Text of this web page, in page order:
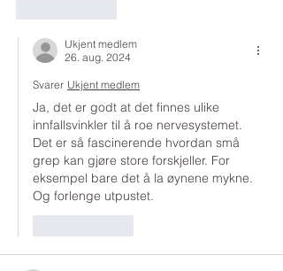
Ukjent medlem
26. aug. 2024
Svarer Ukjent medlem
Ja, det er godt at det finnes ulike
innfallsvinkler til å roe nervesystemet.
Det er så fascinerende hvordan små
grep kan gjøre store forskjeller. For
eksempel bare det å la øynene mykne.
Og forlenge utpustet.